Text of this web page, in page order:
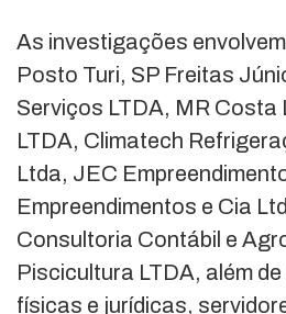
As investigações
Posto Turi, SP Freitas
Serviços LTDA, MR Costa
LTDA, Climatech
Ltda, JEC
Empreendimentos e Cia
Consultoria Contábil e
Piscicultura LTDA, além
físicas e jurídicas,